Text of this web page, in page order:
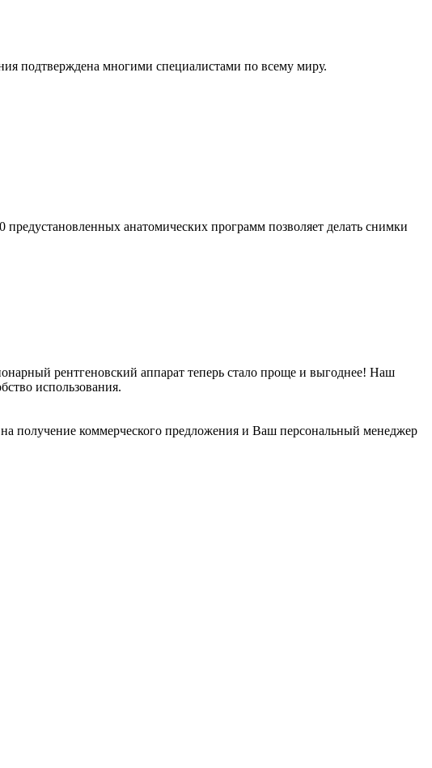
подтверждена многими специалистами по всему миру.
анатомических программ позволяет делать снимки
рентгеновский аппарат теперь стало проще и выгоднее! Наш
использования.
получение коммерческого предложения и Ваш персональный менеджер